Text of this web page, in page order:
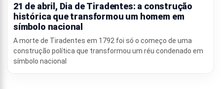
21 de abril, Dia de Tiradentes: a construção
histórica que transformou um homem em
símbolo nacional
A morte de Tiradentes em 1792 foi só o começo de uma
construção política que transformou um réu condenado em
símbolo nacional